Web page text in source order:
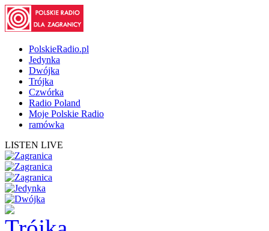
PolskieRadio.pl
Jedynka
Dwójka
Trójka
Czwórka
Radio Poland
Moje Polskie Radio
ramówka
LISTEN LIVE